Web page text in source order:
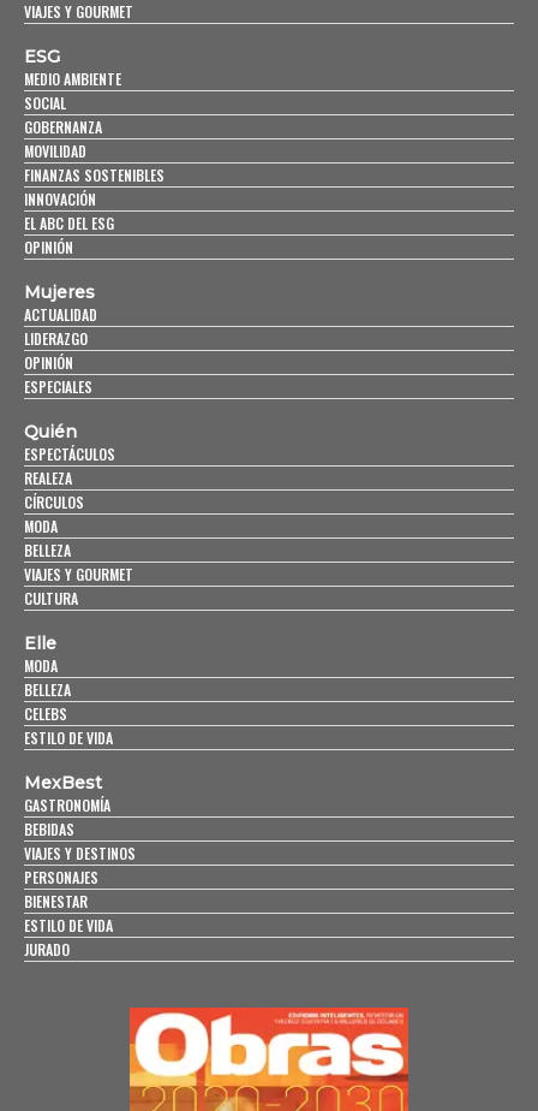
VIAJES Y GOURMET
ESG
MEDIO AMBIENTE
SOCIAL
GOBERNANZA
MOVILIDAD
FINANZAS SOSTENIBLES
INNOVACIÓN
EL ABC DEL ESG
OPINIÓN
Mujeres
ACTUALIDAD
LIDERAZGO
OPINIÓN
ESPECIALES
Quién
ESPECTÁCULOS
REALEZA
CÍRCULOS
MODA
BELLEZA
VIAJES Y GOURMET
CULTURA
Elle
MODA
BELLEZA
CELEBS
ESTILO DE VIDA
MexBest
GASTRONOMÍA
BEBIDAS
VIAJES Y DESTINOS
PERSONAJES
BIENESTAR
ESTILO DE VIDA
JURADO